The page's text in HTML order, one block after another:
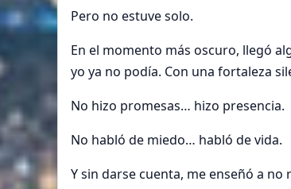
Pero no estuve solo.
En el momento más oscuro, llegó
yo ya no podía. Con una fortaleza
No hizo promesas… hizo presencia.
No habló de miedo… habló de vida.
Y sin darse cuenta, me enseñó a no